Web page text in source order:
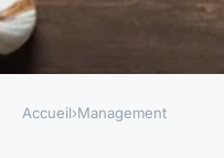
MANAGEMENT
Accueil›Management